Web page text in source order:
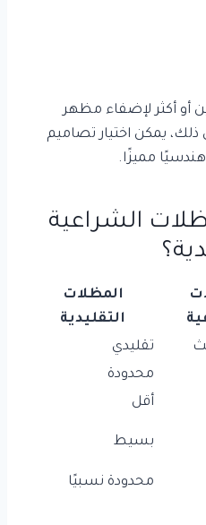
أو أكثر لإضفاء مظهر
يمكن اختيار تصاميم
مميزًا.
الشراعية
المظلات
التقليدية
تقليدي
محدودة
أقل
بسيط
محدودة نسبيًا